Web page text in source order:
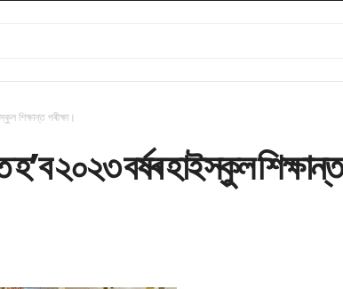
শিক্ষান্ত পৰীক্ষা।
হ’ব ২০২৩ বৰ্ষৰ হাইস্কুল শিক্ষান্ত